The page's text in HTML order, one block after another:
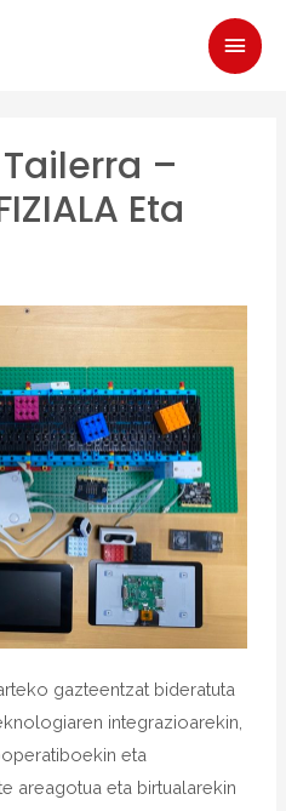
–
Eta
gazteentzat bideratuta
integrazioarekin,
eta
areagotua eta birtualarekin